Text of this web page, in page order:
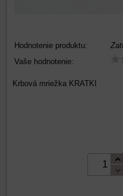
Hodnotenie produktu:
Vaše hodnotenie:
Krbová mriežka KRATKI